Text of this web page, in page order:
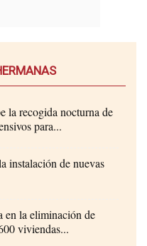
la recogida nocturna de
para...
instalación de nuevas
en la eliminación de
viviendas...